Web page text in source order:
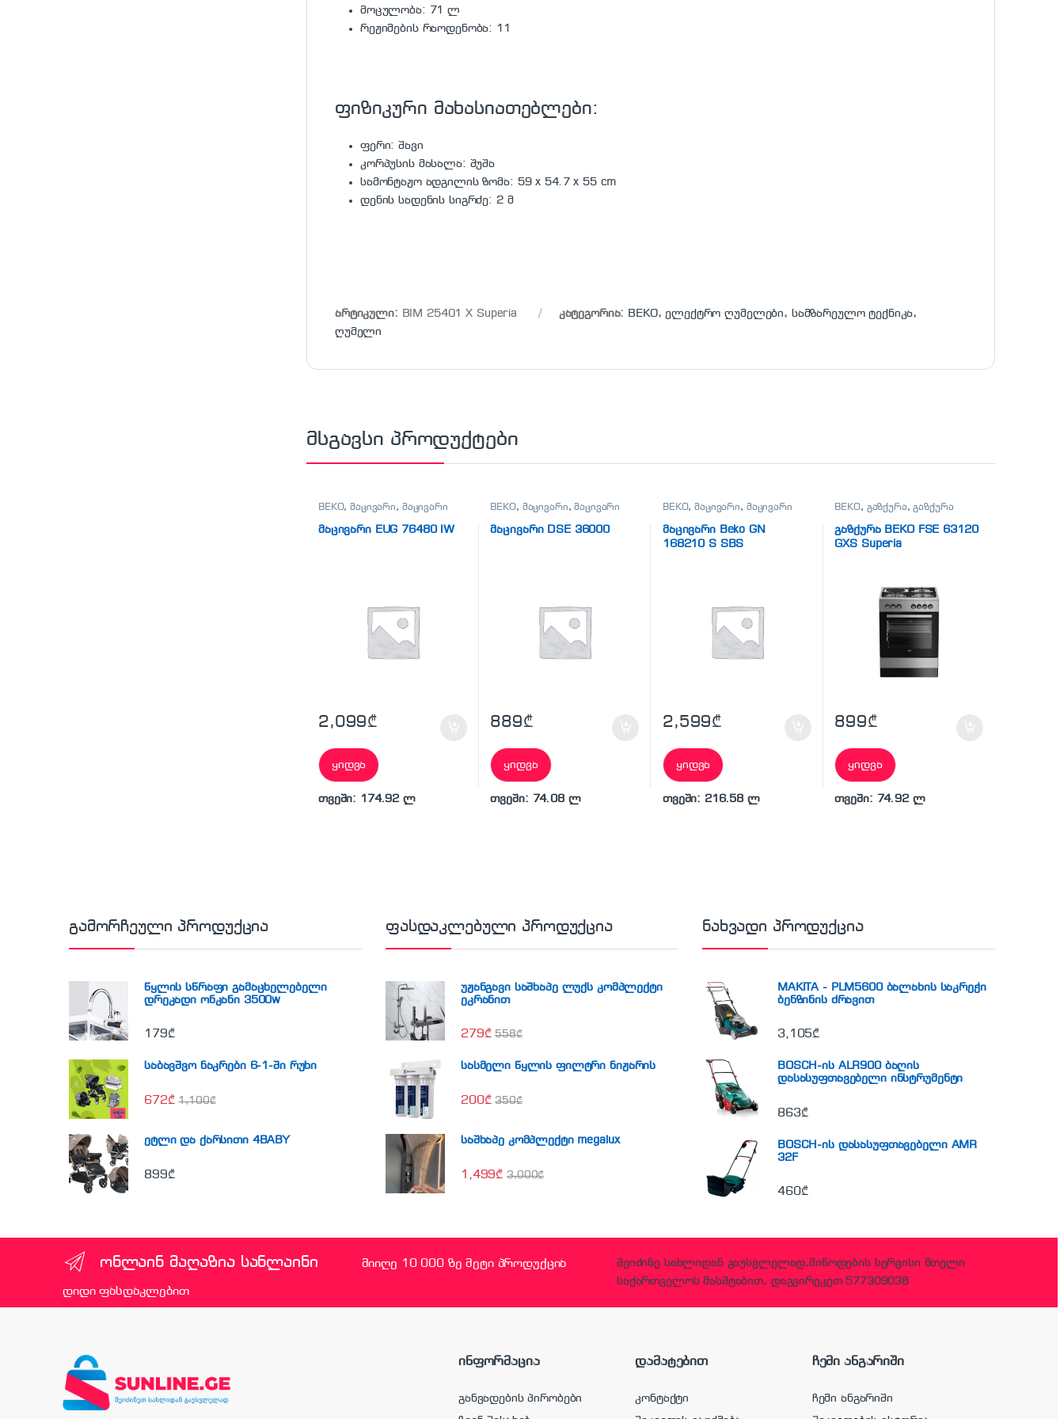
მოცულობა: 71 ლ
რეჟიმების რაოდენობა: 11
ფიზიკური მახასიათებლები:
ფერი: შავი
კორპუსის მასალა: შუშა
სამონტაჟო ადგილის ზომა: 59 x 54.7 x 55 cm
დენის სადენის სიგრძე: 2 მ
არტიკული: BIM 25401 X Superia კატეგორია: BEKO,ელექტრო ღუმელები, სამზარეულო ტექნიკა,
ღუმელი
მსგავსი პროდუქტები
BEKO,მაცივარი, მაცივარი
მაცივარი EUG 76480 IW
2,099₾
ყიდვა
თვეში: 174.92 ლ
BEKO, მაცივარი,მაცივარი
მაცივარი DSE 36000
889₾
ყიდვა
თვეში: 74.08 ლ
BEKO,მაცივარი, მაცივარი
მაცივარი Beko GN
168210 S SBS
2,599₾
ყიდვა
თვეში: 216.58 ლ
BEKO, გაზქურა,გაზქურა
გაზქურა BEKO FSE 63120
GXS Superia
899₾
ყიდვა
თვეში: 74.92 ლ
გამორჩეული პროდუქცია
წყლის სწრაფი გამაცხელებელი
დრეკადი ონკანი 3500w
179₾
საბავშვო ნაკრები 6-1-ში რუხი
672₾ 1,100₾
ეტლი და ქარსითი 4BABY
899₾
ფასდაკლებული პროდუქცია
უჟანგავი საშხაპე ლუქს კომპლექტი
ეკრანით
279₾ 558₾
სასმელი წყლის ფილტრი ნიჟარის
200₾ 350₾
საშხაპე კომპლექტი megalux
1,499₾ 3,000₾
ნახვადი პროდუქცია
MAKITA - PLM5600 ბალახის საკრეჭი
ბენზინის ძრავით
3,105₾
BOSCH-ის ALR900 ბაღის
დასასუფთავებელი ინსტრუმენტი
863₾
BOSCH-ის დასასუფთავებელი AMR
32F
460₾
ონლაინ მაღაზია სანლაინი მიიღე 10 000 ზე მეტი პროდუქცია
დიდი ფასდაკლებით
შეიძინე სახლიდან გაუსვლელად,მიწოდების სერვისი მთელი
საქართველოს მასშტაბით, დაგვირეკეთ 577309038
ინფორმაცია
განვადების პირობები
დამატებით
კონტაქტი
ჩემი ანგარიში
ჩემი ანგარიში